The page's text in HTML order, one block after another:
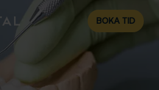
BOKA TID